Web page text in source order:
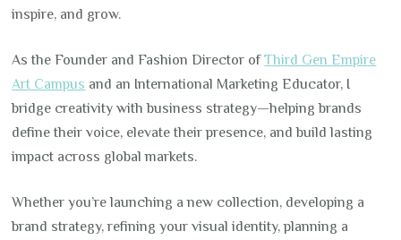
inspire, and grow.
As the Founder and Fashion Director ofThird Gen Empire
Art Campus and an International Marketing Educator, I
bridge creativity with business strategy—helping brands
define their voice, elevate their presence, and build lasting
impact across global markets.
Whether you’re launching a new collection, developing a
brand strategy, refining your visual identity, planning a